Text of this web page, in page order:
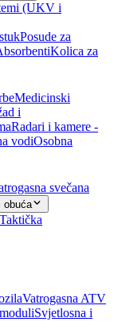
(UKV i
Posude za
Kolica za
Medicinski
i
Radari i kamere -
vodiOsobna
svečana
obuća
Taktička
Vatrogasna ATV
Svjetlosna i